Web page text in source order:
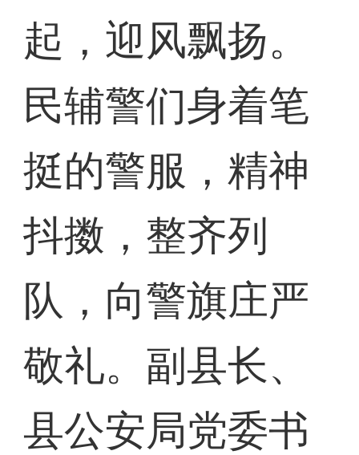
起，迎风飘扬。
民辅警们身着笔
挺的警服，精神
抖擞，整齐列
队，向警旗庄严
敬礼。副县长、
县公安局党委书